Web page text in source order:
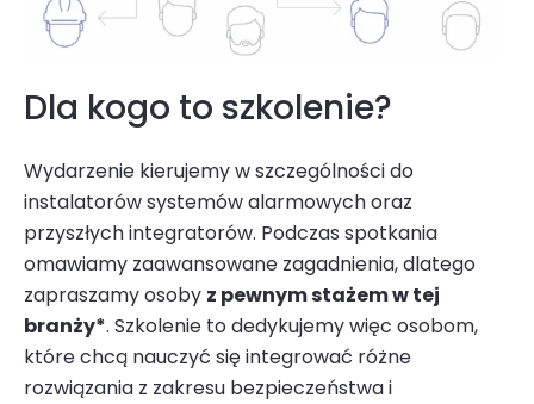
Dla kogo to szkolenie?
Wydarzenie kierujemy w szczególności do
instalatorów systemów alarmowych oraz
przyszłych integratorów. Podczas spotkania
omawiamy zaawansowane zagadnienia, dlatego
zapraszamy osoby z pewnym stażem w tej
branży*. Szkolenie to dedykujemy więc osobom,
które chcą nauczyć się integrować różne
rozwiązania z zakresu bezpieczeństwa i